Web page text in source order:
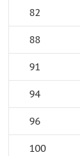
82
88
91
94
96
100